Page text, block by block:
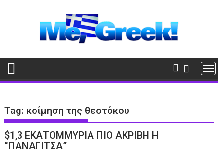
Tag: κοίμηση της θεοτόκου
$1,3 ΕΚΑΤΟΜΜΥΡΙΑ ΠΙΟ ΑΚΡΙΒΗ Η
“ΠΑΝΑΓΙΤΣΑ”